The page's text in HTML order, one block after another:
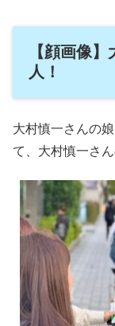
【顔画像
人！
大村慎一さんの
て、大村慎一さ